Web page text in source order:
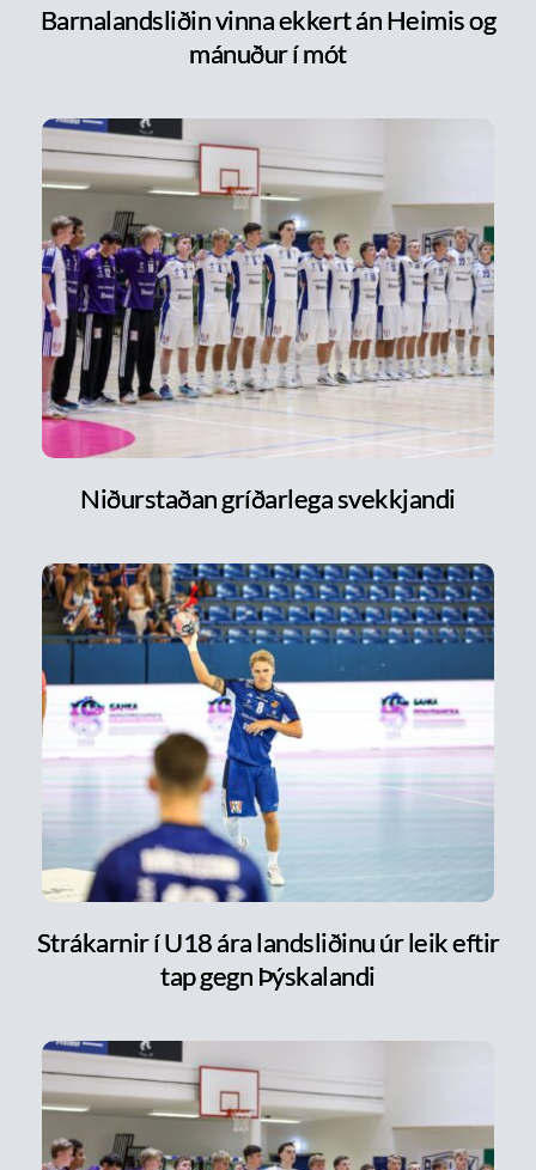
Barnalandsliðin vinna ekkert án Heimis og
mánuður í mót
Niðurstaðan gríðarlega svekkjandi
Strákarnir í U18 ára landsliðinu úr leik eftir
tap gegn Þýskalandi